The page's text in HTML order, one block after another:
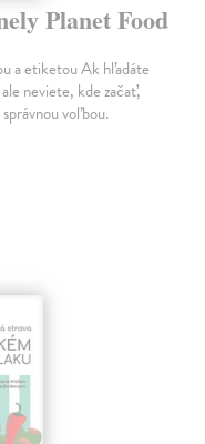
Planet Food
a etiketou Ak hľadáte
neviete, kde začať,
voľbou.